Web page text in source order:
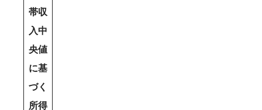
帯収
入中
央値
に基
づく
所得